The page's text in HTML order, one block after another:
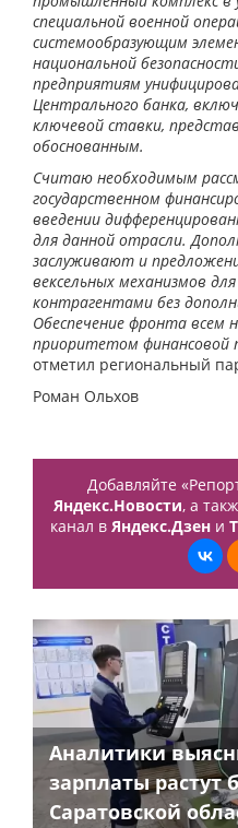
специальной военной
системообразующим
национальной
предприятиям
Центрального банка,
ключевой ставки,
обоснованным.
Считаю необходимым
государственном
введении
для данной отрасли.
заслуживают и
вексельных механизмов
контрагентами без
Обеспечение фронта
приоритетом финансовой
отметил региональный
Роман Ольхов
Добавляйте
Яндекс.Новости, а
канал в Яндекс.Дзени
Аналитики
зарплаты растут
Саратовской